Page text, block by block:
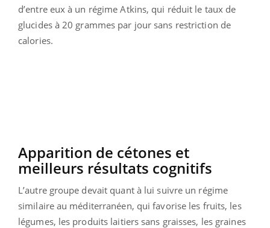
d’entre eux à un régime Atkins, qui réduit le taux de
glucides à 20 grammes par jour sans restriction de
calories.
Apparition de cétones et
meilleurs résultats cognitifs
L’autre groupe devait quant à lui suivre un régime
similaire au méditerranéen, qui favorise les fruits, les
légumes, les produits laitiers sans graisses, les graines